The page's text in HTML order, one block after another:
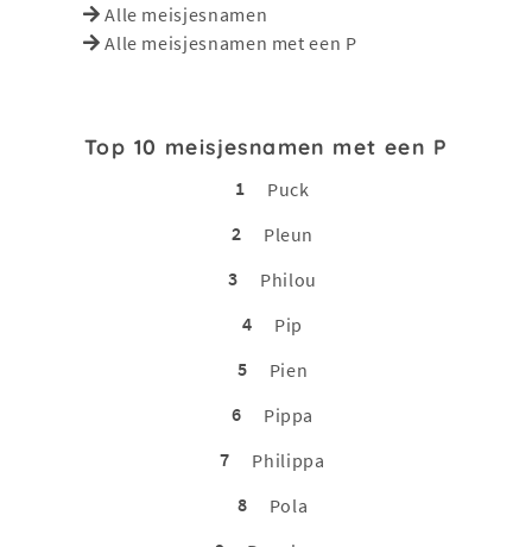
Alle meisjesnamen
Alle meisjesnamen met een P
Top 10 meisjesnamen met een P
1
Puck
2
Pleun
3
Philou
4
Pip
5
Pien
6
Pippa
7
Philippa
8
Pola